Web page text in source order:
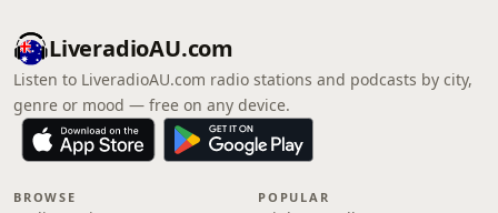
LiveradioAU.com
Listen to LiveradioAU.com radio stations and podcasts by city,
genre or mood — free on any device.
BROWSE POPULAR